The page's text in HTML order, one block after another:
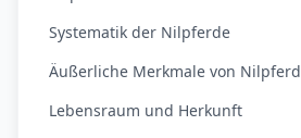
Systematik der Nilpferde
Äußerliche Merkmale von Nilpferd
Lebensraum und Herkunft